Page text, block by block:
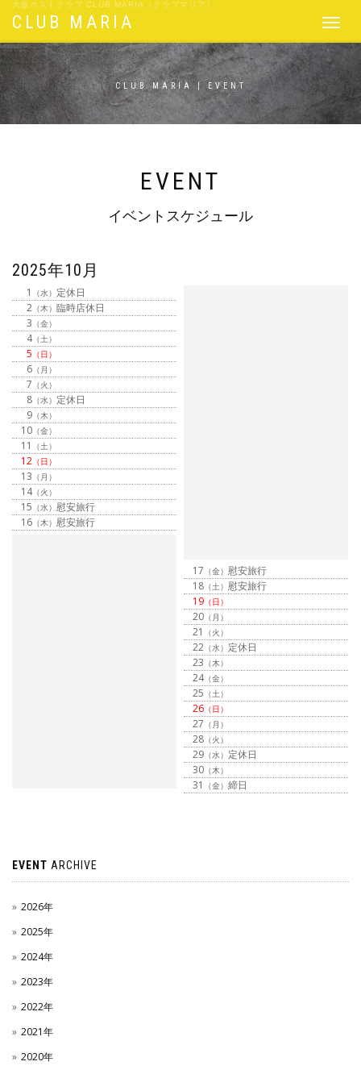
大阪ホストクラブ CLUB MARIA（クラブマリア）
Toggle
CLUB MARIA
CLUB MARIA | EVENT
EVENT
イベントスケジュール
2025年10月
17 （金）慰安旅行
18 （土）慰安旅行
19 （日）
20 （月）
21 （火）
22 （水） 定休日
23 （木）
24（金）
25 （土）
26 （日）
27 （月）
28 （火）
29 （水） 定休日
30 （木）
31 （金）締日
1 （水） 定休日
2 （木） 臨時店休日
3 （金）
4（土）
5 （日）
6 （月）
7 （火）
8 （水） 定休日
9 （木）
10 （金）
11 （土）
12 （日）
13 （月）
14（火）
15 （水）慰安旅行
16 （木）慰安旅行
EVENT ARCHIVE
2026年
2025年
2024年
2023年
2022年
2021年
2020年